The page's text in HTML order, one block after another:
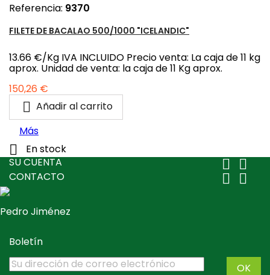
Referencia: 9370
FILETE DE BACALAO 500/1000 "ICELANDIC"
13.66 €/Kg IVA INCLUIDO Precio venta: La caja de 11 kg
aprox. Unidad de venta: la caja de 11 Kg aprox.
Precio
150,26 €
 Añadir al carrito
Más

En stock
SU CUENTA
 
CONTACTO  
Pedro Jiménez
Boletín